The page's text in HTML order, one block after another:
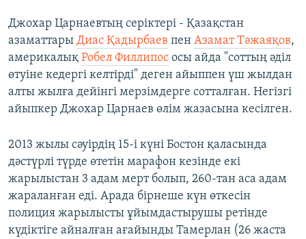
Джохар Царнаевтың серіктері - Қазақстан
азаматтары Диас Қадырбаев пен Азамат Тәжаяқов,
америкалық Робел Филлипос осы айда "соттың әділ
өтуіне кедергі келтірді" деген айыппен үш жылдан
алты жылға дейінгі мерзімдерге сотталған. Негізгі
айыпкер Джохар Царнаев өлім жазасына кесілген.
2013 жылы сәуірдің 15-і күні Бостон қаласында
дәстүрлі түрде өтетін марафон кезінде екі
жарылыстан 3 адам мерт болып, 260-тан аса адам
жараланған еді. Арада бірнеше күн өткесін
полиция жарылысты ұйымдастырушы ретінде
күдіктіге айналған ағайынды Тамерлан (26 жаста